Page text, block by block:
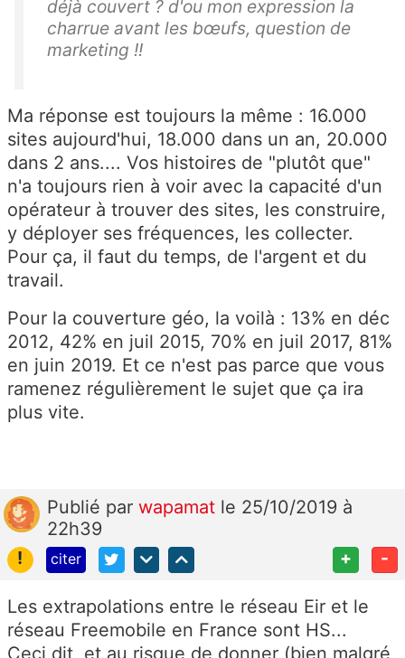
déjà couvert ? d'ou mon expression la
charrue avant les bœufs, question de
marketing !!
Ma réponse est toujours la même : 16.000
sites aujourd'hui, 18.000 dans un an, 20.000
dans 2 ans.... Vos histoires de "plutôt que"
n'a toujours rien à voir avec la capacité d'un
opérateur à trouver des sites, les construire,
y déployer ses fréquences, les collecter.
Pour ça, il faut du temps, de l'argent et du
travail.
Pour la couverture géo, la voilà : 13% en déc
2012, 42% en juil 2015, 70% en juil 2017, 81%
en juin 2019. Et ce n'est pas parce que vous
ramenez régulièrement le sujet que ça ira
plus vite.
Publié par wapamat le 25/10/2019 à
22h39
!
citer + -
Les extrapolations entre le réseau Eir et le
réseau Freemobile en France sont HS...
Ceci dit, et au risque de donner (bien malgré